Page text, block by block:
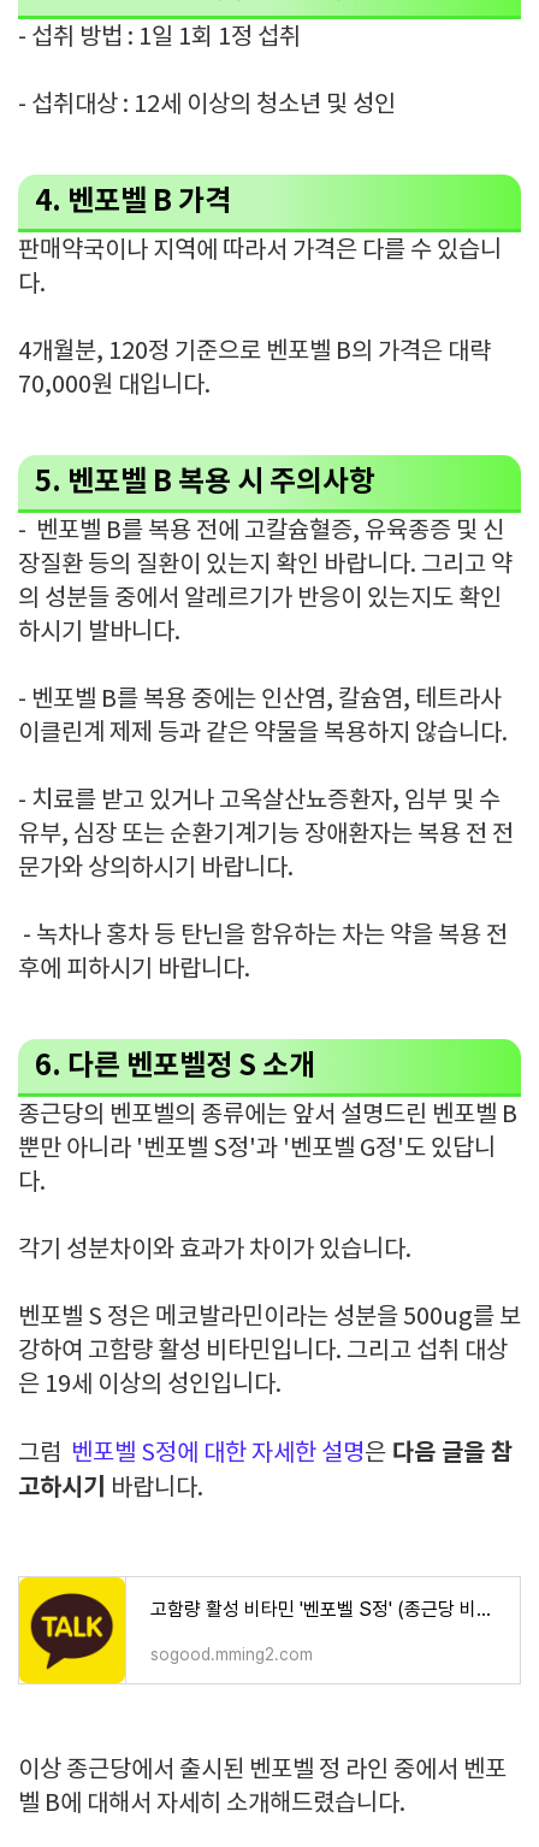
- 섭취 방법 : 1일 1회 1정 섭취
- 섭취대상 : 12세 이상의 청소년 및 성인
4. 벤포벨 B 가격
판매약국이나 지역에 따라서 가격은 다를 수 있습니
다.
4개월분, 120정 기준으로 벤포벨 B의 가격은 대략
70,000원 대입니다.
5. 벤포벨 B 복용 시 주의사항
- 벤포벨 B를 복용 전에 고칼슘혈증, 유육종증 및 신
장질환 등의 질환이 있는지 확인 바랍니다. 그리고 약
의 성분들 중에서 알레르기가 반응이 있는지도 확인
하시기 발바니다.
- 벤포벨 B를 복용 중에는 인산염, 칼슘염, 테트라사
이클린계 제제 등과 같은 약물을 복용하지 않습니다.
- 치료를 받고 있거나 고옥살산뇨증환자, 임부 및 수
유부, 심장 또는 순환기계기능 장애환자는 복용 전 전
문가와 상의하시기 바랍니다.
- 녹차나 홍차 등 탄닌을 함유하는 차는 약을 복용 전
후에 피하시기 바랍니다.
6. 다른 벤포벨정 S 소개
종근당의 벤포벨의 종류에는 앞서 설명드린 벤포벨 B
뿐만 아니라 '벤포벨 S정'과 '벤포벨 G정'도 있답니
다.
각기 성분차이와 효과가 차이가 있습니다.
벤포벨 S 정은 메코발라민이라는 성분을 500ug를 보
강하여 고함량 활성 비타민입니다. 그리고 섭취 대상
은 19세 이상의 성인입니다.
그럼 벤포벨 S정에 대한 자세한 설명은 다음 글을 참
고하시기
바랍니다.
고함량 활성 비타민 '벤포벨 S정' (종근당 비타민)
sogood.mming2.com
이상 종근당에서 출시된 벤포벨 정 라인 중에서 벤포
벨 B에 대해서 자세히 소개해드렸습니다.